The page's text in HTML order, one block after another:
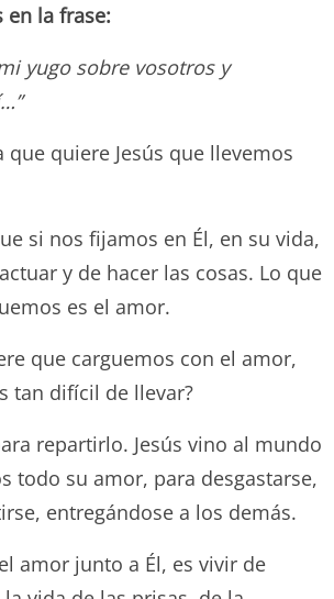
en la frase:
yugo sobre vosotros y
que quiere Jesús que llevemos
si nos fijamos en Él, en su vida,
y de hacer las cosas. Lo que
es el amor.
que carguemos con el amor,
tan difícil de llevar?
repartirlo. Jesús vino al mundo
todo su amor, para desgastarse,
entregándose a los demás.
amor junto a Él, es vivir de